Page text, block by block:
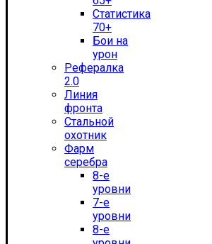
Статистика
70+
Бои на
урон
Рефералка
2.0
Линия
фронта
Стальной
охотник
Фарм
серебра
8-е
уровни
7-е
уровни
8-е